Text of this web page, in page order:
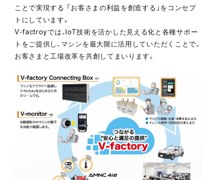
ことで実現する 「お客さまの利益を創造する」をコンセプ
トにしています。
V-factroyでは、IoT技術を活かした見える化と各種サポー
トをご提供し、マシンを最大限に活用していただくことで、
お客さまと工場改革を共創してまいります。